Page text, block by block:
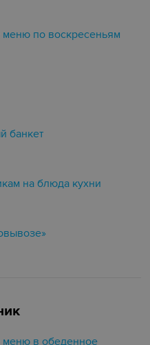
по воскресеньям
банкет
на блюда кухни
меню в обеденное